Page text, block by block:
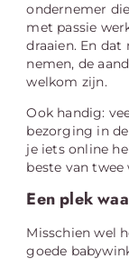
ondernemer
met passie
draaien. En dat
nemen, de
welkom zijn.
Ook handig:
bezorging in
je iets online
beste van twee
Een plek
Misschien wel
goede